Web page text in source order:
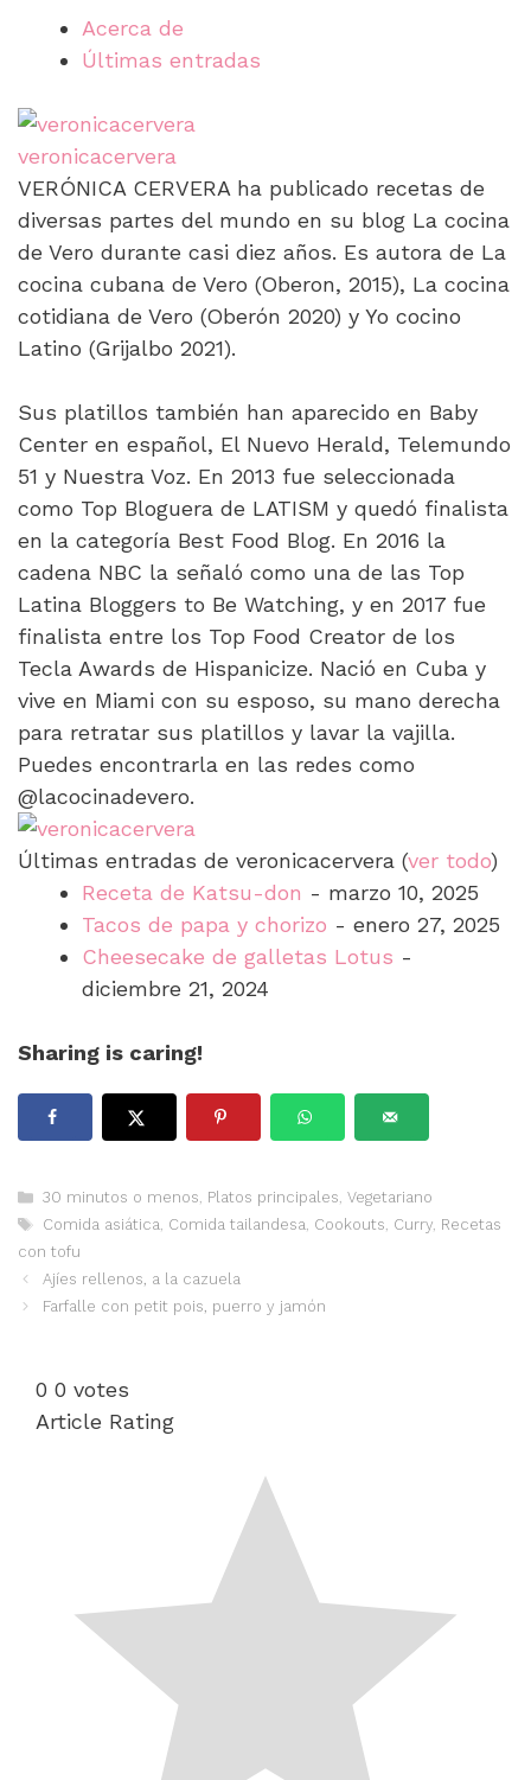
Acerca de
Últimas entradas
veronicacervera
VERÓNICA CERVERA ha publicado recetas de
diversas partes del mundo en su blog La cocina
de Vero durante casi diez años. Es autora de La
cocina cubana de Vero (Oberon, 2015), La cocina
cotidiana de Vero (Oberón 2020) y Yo cocino
Latino (Grijalbo 2021).
Sus platillos también han aparecido en Baby
Center en español, El Nuevo Herald, Telemundo
51 y Nuestra Voz. En 2013 fue seleccionada
como Top Bloguera de LATISM y quedó finalista
en la categoría Best Food Blog. En 2016 la
cadena NBC la señaló como una de las Top
Latina Bloggers to Be Watching, y en 2017 fue
finalista entre los Top Food Creator de los
Tecla Awards de Hispanicize. Nació en Cuba y
vive en Miami con su esposo, su mano derecha
para retratar sus platillos y lavar la vajilla.
Puedes encontrarla en las redes como
@lacocinadevero.
Últimas entradas de veronicacervera (ver todo)
Receta de Katsu-don - marzo 10, 2025
Tacos de papa y chorizo - enero 27, 2025
Cheesecake de galletas Lotus -
diciembre 21, 2024
Sharing is caring!
Categorías
30 minutos o menos, Platos principales, Vegetariano
Etiquetas
Comida asiática, Comida tailandesa, Cookouts, Curry, Recetas
con tofu
Ajíes rellenos, a la cazuela
Farfalle con petit pois, puerro y jamón
0 0 votes
Article Rating